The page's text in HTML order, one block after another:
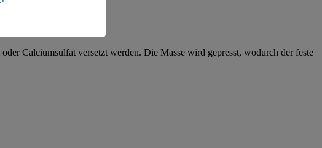
Calciumsulfat versetzt werden. Die Masse wird gepresst, wodurch der feste